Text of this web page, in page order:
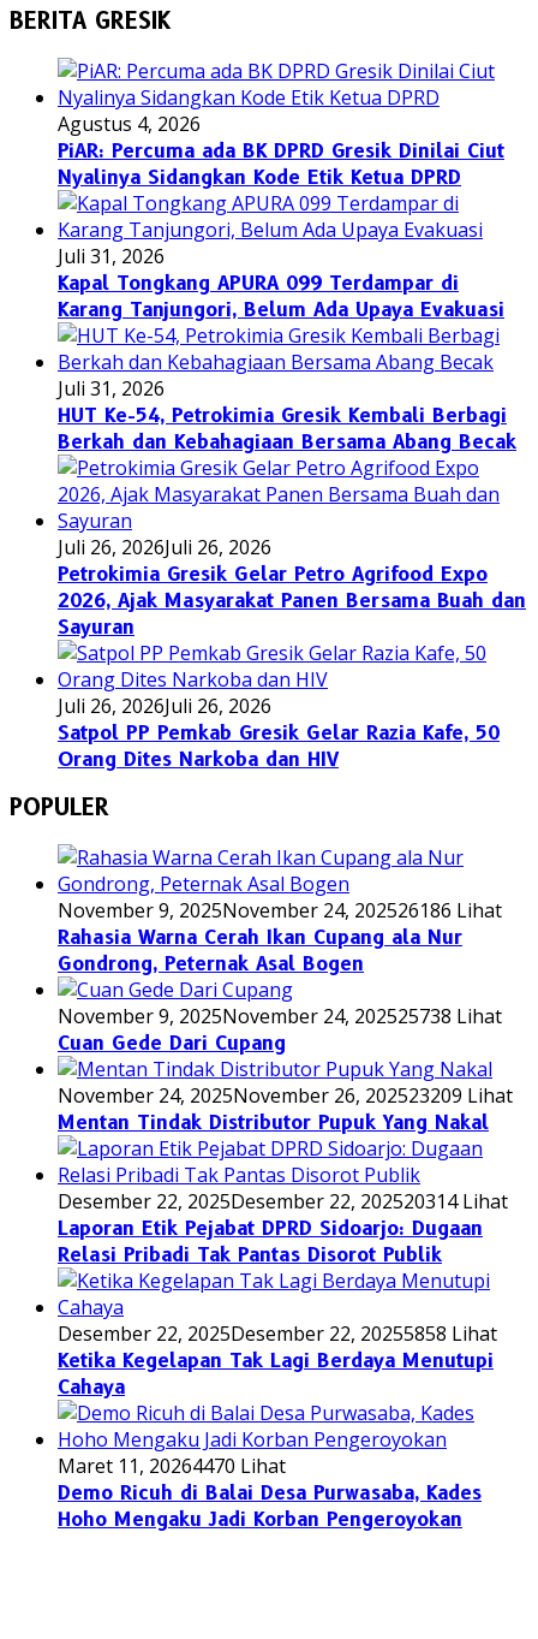
BERITA GRESIK
Agustus 4, 2026
PiAR: Percuma ada BK DPRD Gresik Dinilai Ciut
Nyalinya Sidangkan Kode Etik Ketua DPRD
Juli 31, 2026
Kapal Tongkang APURA 099 Terdampar di
Karang Tanjungori, Belum Ada Upaya Evakuasi
Juli 31, 2026
HUT Ke-54, Petrokimia Gresik Kembali Berbagi
Berkah dan Kebahagiaan Bersama Abang Becak
Juli 26, 2026Juli 26, 2026
Petrokimia Gresik Gelar Petro Agrifood Expo
2026, Ajak Masyarakat Panen Bersama Buah dan
Sayuran
Juli 26, 2026Juli 26, 2026
Satpol PP Pemkab Gresik Gelar Razia Kafe, 50
Orang Dites Narkoba dan HIV
POPULER
November 9, 2025November 24, 202526186 Lihat
Rahasia Warna Cerah Ikan Cupang ala Nur
Gondrong, Peternak Asal Bogen
November 9, 2025November 24, 202525738 Lihat
Cuan Gede Dari Cupang
November 24, 2025November 26, 202523209 Lihat
Mentan Tindak Distributor Pupuk Yang Nakal
Desember 22, 2025Desember 22, 202520314 Lihat
Laporan Etik Pejabat DPRD Sidoarjo: Dugaan
Relasi Pribadi Tak Pantas Disorot Publik
Desember 22, 2025Desember 22, 20255858 Lihat
Ketika Kegelapan Tak Lagi Berdaya Menutupi
Cahaya
Maret 11, 20264470 Lihat
Demo Ricuh di Balai Desa Purwasaba, Kades
Hoho Mengaku Jadi Korban Pengeroyokan